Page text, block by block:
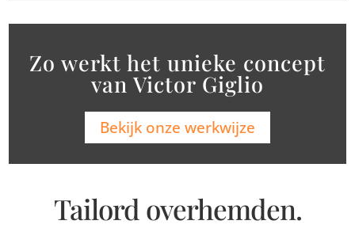
Zo werkt het unieke concept
van Victor Giglio
Bekijk onze werkwijze
Tailord overhemden.